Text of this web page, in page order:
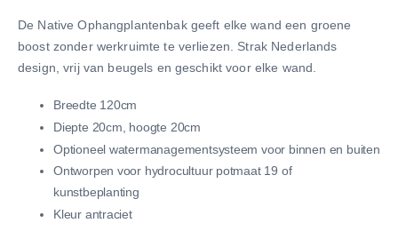
De Native Ophangplantenbak geeft elke wand een groene
boost zonder werkruimte te verliezen. Strak Nederlands
design, vrij van beugels en geschikt voor elke wand.
Breedte 120cm
Diepte 20cm, hoogte 20cm
Optioneel watermanagementsysteem voor binnen en buiten
Ontworpen voor hydrocultuur potmaat 19 of
kunstbeplanting
Kleur antraciet